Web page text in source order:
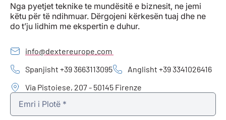
Nga pyetjet teknike te mundësitë e biznesit, ne jemi
këtu për të ndihmuar. Dërgojeni kërkesën tuaj dhe ne
do t’ju lidhim me ekspertin e duhur.
info@dextereurope.com
Spanjisht +39 3663113095
Anglisht +39 3341026416
Via Pistoiese, 207 - 50145 Firenze